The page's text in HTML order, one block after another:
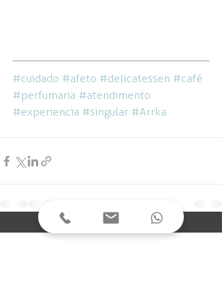
#cuidado #afeto #delicatessen #café
#perfumaria #atendimento
#experiencia #singular #Arrka